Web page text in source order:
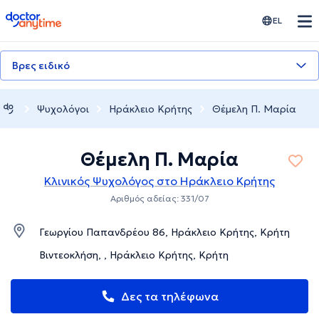
doctoranytime EL
Βρες ειδικό
Ψυχολόγοι Ηράκλειο Κρήτης Θέμελη Π. Μαρία
Θέμελη Π. Μαρία
Κλινικός Ψυχολόγος στο Ηράκλειο Κρήτης
Αριθμός αδείας: 331/07
Γεωργίου Παπανδρέου 86, Ηράκλειο Κρήτης, Κρήτη
Βιντεοκλήση, , Ηράκλειο Κρήτης, Κρήτη
Δες τα τηλέφωνα